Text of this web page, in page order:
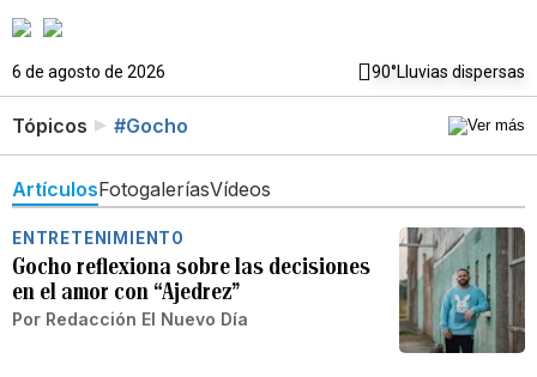
6 de agosto de 2026 90°Lluvias dispersas
Tópicos #Gocho
ArtículosFotogaleríasVídeos
ENTRETENIMIENTO
Gocho reflexiona sobre las decisiones
en el amor con “Ajedrez”
Por Redacción El Nuevo Día